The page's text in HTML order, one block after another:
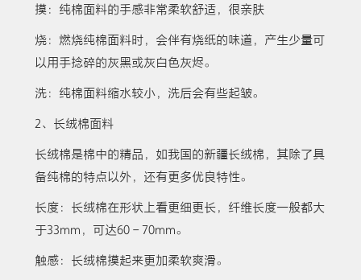
摸：纯棉面料的手感非常柔软舒适，很亲肤
烧：燃烧纯棉面料时，会伴有烧纸的味道，产生少量可
以用手捻碎的灰黑或灰白色灰烬。
洗：纯棉面料缩水较小，洗后会有些起皱。
2、长绒棉面料
长绒棉是棉中的精品，如我国的新疆长绒棉，其除了具
备纯棉的特点以外，还有更多优良特性。
长度：长绒棉在形状上看更细更长，纤维长度一般都大
于33mm，可达60－70mm。
触感：长绒棉摸起来更加柔软爽滑。